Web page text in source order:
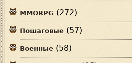
MMORPG (272)
Пошаговые (57)
Военные (58)